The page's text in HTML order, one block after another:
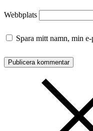
Webbplats
Spara mitt namn, min